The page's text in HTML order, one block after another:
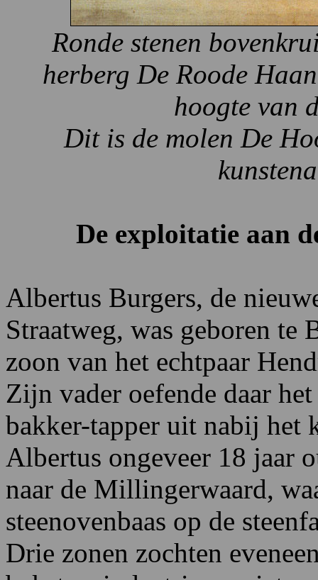
Ronde stenen
herberg De Roode
hoogte van
Dit is de molen De
De exploitatie aan
Albertus Burgers, de
Straatweg, was geboren te
zoon van het echtpaar
Zijn vader oefende daar
bakker-tapper uit nabij het
Albertus ongeveer 18 jaar
naar de Millingerwaard,
steenovenbaas op de
Drie zonen zochten